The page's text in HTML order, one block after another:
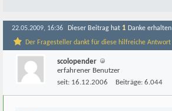
22.05.2009, 16:36 Dieser Beitrag hat 1 Danke erhalten
Der Fragesteller dankt für diese hilfreiche Antwort
scolopender
erfahrener Benutzer
seit: 16.12.2006 Beiträge: 6.044